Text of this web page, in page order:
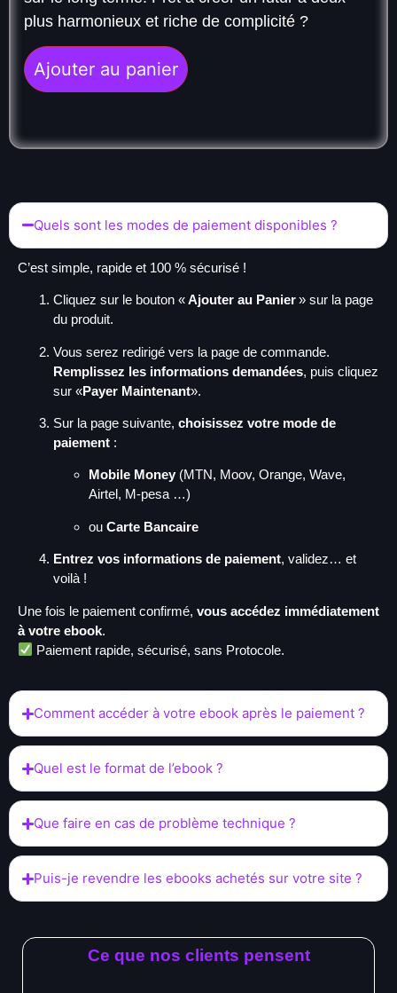
plus harmonieux et riche de complicité ?
Ajouter au panier
Quels sont les modes de paiement disponibles ?
C’est simple, rapide et 100 % sécurisé !
Cliquez sur le bouton «Ajouter au Panier» sur la page
du produit.
Vous serez redirigé vers la page de commande.
Remplissez les informations demandées, puis cliquez
sur «Payer Maintenant».
Sur la page suivante, choisissez votre mode de
paiement :
Mobile Money (MTN, Moov, Orange, Wave,
Airtel, M-pesa …)
ou Carte Bancaire
Entrez vos informations de paiement, validez… et
voilà !
Une fois le paiement confirmé, vous accédez immédiatement
à votre ebook.
Paiement rapide, sécurisé, sans Protocole.
Comment accéder à votre ebook après le paiement ?
Quel est le format de l’ebook ?
Que faire en cas de problème technique ?
Puis-je revendre les ebooks achetés sur votre site ?
Ce que nos clients pensent